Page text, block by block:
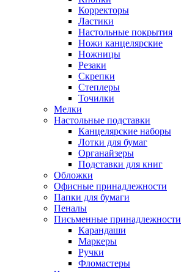
Корректоры
Ластики
Настольные покрытия
Ножи канцелярские
Ножницы
Резаки
Скрепки
Степлеры
Точилки
Мелки
Настольные подставки
Канцелярские наборы
Лотки для бумаг
Органайзеры
Подставки для книг
Обложки
Офисные принадлежности
Папки для бумаги
Пеналы
Письменные принадлежности
Карандаши
Маркеры
Ручки
Фломастеры